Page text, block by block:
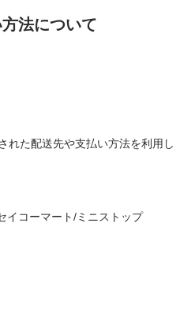
法について
れた配送先や支払い方法を利用し
イコーマート/ミニストップ